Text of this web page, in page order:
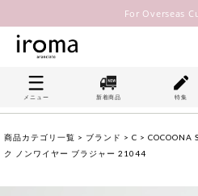
For Overseas
メニュー 新着商品 特集
商品カテゴリ一覧 > ブランド > C > COCOONA
ク ノンワイヤー ブラジャー 21044